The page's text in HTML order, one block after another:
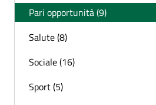
Pari opportunità (9)
Salute (8)
Sociale (16)
Sport (5)